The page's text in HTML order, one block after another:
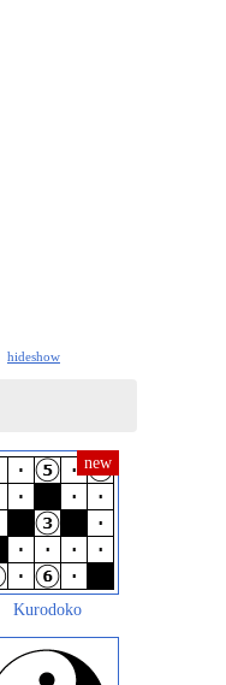
hideshow
Kurodoko